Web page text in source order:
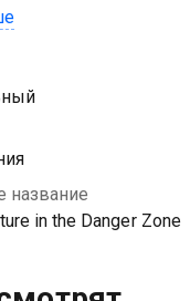
название
in the Danger Zone